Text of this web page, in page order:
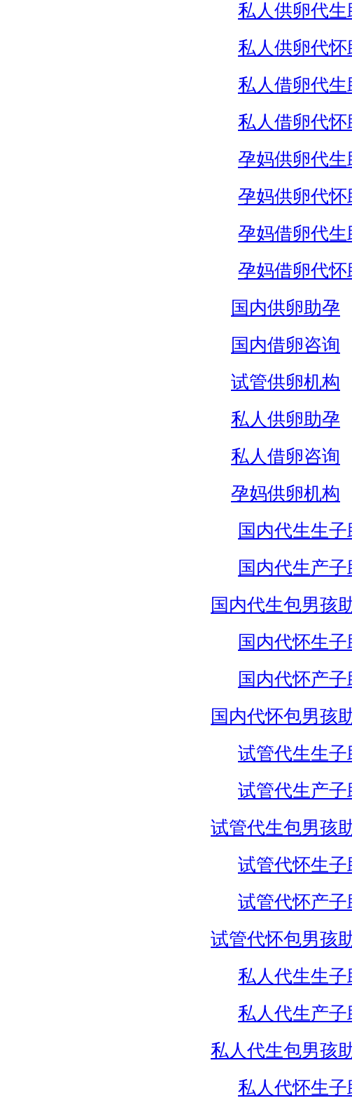
私人供卵代生
私人供卵代怀
私人借卵代生
私人借卵代怀
孕妈供卵代生
孕妈供卵代怀
孕妈借卵代生
孕妈借卵代怀
国内供卵助孕
国内借卵咨询
试管供卵机构
私人供卵助孕
私人借卵咨询
孕妈供卵机构
国内代生生子
国内代生产子
国内代生包男孩
国内代怀生子
国内代怀产子
国内代怀包男孩
试管代生生子
试管代生产子
试管代生包男孩
试管代怀生子
试管代怀产子
试管代怀包男孩
私人代生生子
私人代生产子
私人代生包男孩
私人代怀生子